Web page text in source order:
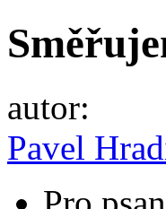
autor:
Pavel